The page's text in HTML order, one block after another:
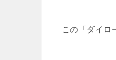
この「ダイロ